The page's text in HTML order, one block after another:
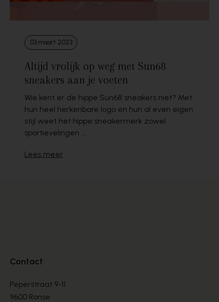
03 maart 2023
Altijd vrolijk op weg met Sun68
sneakers aan je voeten
Wie kent er de hippe Sun68 sneakers niet? Met
hun heel herkenbare logo en hun al even eigen
stijl weet het hippe sneakermerk zowel
sportievelingen ...
Lees meer
Contact
Peperstraat 9-11
9600 Ronse